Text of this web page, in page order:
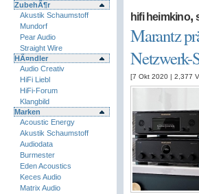
ZubehÃ¶r
Akustik Schaumstoff
Mundorf
Pear Audio
Straight Wire
HÃ¤ndler
Audio Creativ
HiFi Liebl
HiFi-Forum
Klangbild
Marken
Acoustic Energy
Akustik Schaumstoff
Audiodata
Burmester
Eden Acoustics
Keces Audio
Matrix Audio
hifi heimkino,
Marantz
Netzwerk-
[7 Okt 2020 | 2,377